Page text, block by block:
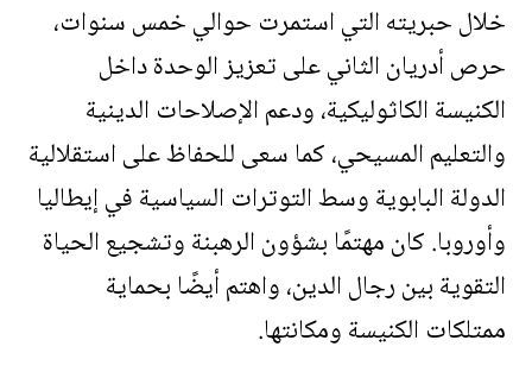
خلال حبريته التي استمرت حوالي خمس سنوات،
حرص أدريان الثاني على تعزيز الوحدة داخل
الكنيسة الكاثوليكية، ودعم الإصلاحات الدينية
والتعليم المسيحي، كما سعى للحفاظ على استقلالية
الدولة البابوية وسط التوترات السياسية في إيطاليا
وأوروبا. كان مهتمًا بشؤون الرهبنة وتشجيع الحياة
التقوية بين رجال الدين، واهتم أيضًا بحماية
ممتلكات الكنيسة ومكانتها.